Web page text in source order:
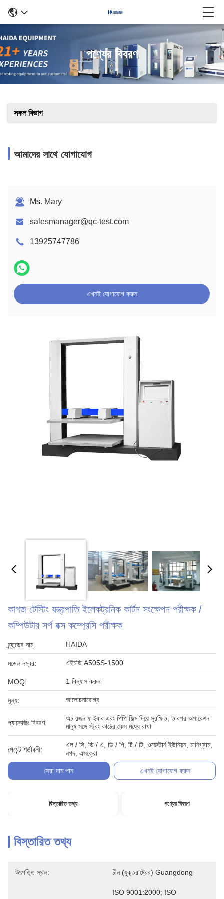
পণ্যের বিবরণ
সকল বিভাগ
আমাদের সাথে যোগাযোগ
Ms. Mary
salesmanager@qc-test.com
13925747786
এখনই যোগাযোগ করুন
কাগজ টেস্টিং যন্ত্রপাতি ইলেকট্রনিক কার্টন সংক্ষেপন পরীক্ষক /
কম্পিউটার সর্প বক্স কম্প্রেসি পরীক্ষক
ব্র্যান্ডের নাম: HAIDA
মডেল নম্বর: এইচডি A505S-1500
MOQ: 1 বিন্যাস করুন
মূল্য: আলোচনাযোগ্য
প্যাকেজিং বিবরণ:
অচ রজন ফাইবার এবং পিপি ফিল্ম দিয়ে সুরক্ষিত, তারপর অপারেশন
মানুষ সঙ্গে স্ট্রং কাঠের কেস মধ্যে রাখা
পেমেন্ট শর্তাবলী:
এল / সি, ডি / এ, ডি / পি, টি / টি, ওয়েস্টার্ন ইউনিয়ন, মানিগ্রাম,
নগদ, এসক্রো
সেরা দাম পান এখনই যোগাযোগ করুন
বিস্তারিত তথ্য পণ্যের বিবরণ
বিস্তারিত তথ্য
উৎপত্তি স্থল: চীন (যুক্তরাষ্ট্রের) Guangdong
ISO 9001:2000; ISO